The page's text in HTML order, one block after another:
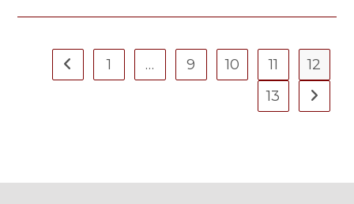
Des
4e
Versailles
Go to the previous page
1 … 9 10 11
12
13
Aller à